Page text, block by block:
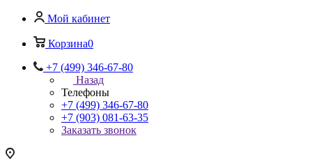
Мой кабинет
Корзина0
+7 (499) 346-67-80
Назад
Телефоны
+7 (499) 346-67-80
+7 (903) 081-63-35
Заказать звонок